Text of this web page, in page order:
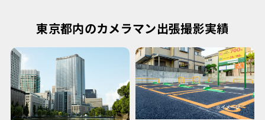
東京都内のカメラマン出張撮影実績